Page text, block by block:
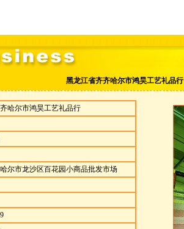
黑龙江省齐齐哈尔市鸿昊工艺礼品行
哈尔市鸿昊工艺礼品行
尔市龙沙区百花园小商品批发市场